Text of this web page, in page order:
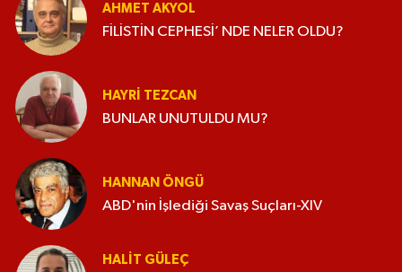
AHMET AKYOL
FİLİSTİN CEPHESİ’ NDE NELER OLDU?
HAYRI TEZCAN
BUNLAR UNUTULDU MU?
HANNAN ÖNGÜ
ABD'nin İşlediği Savaş Suçları-XIV
HALIT GÜLEÇ